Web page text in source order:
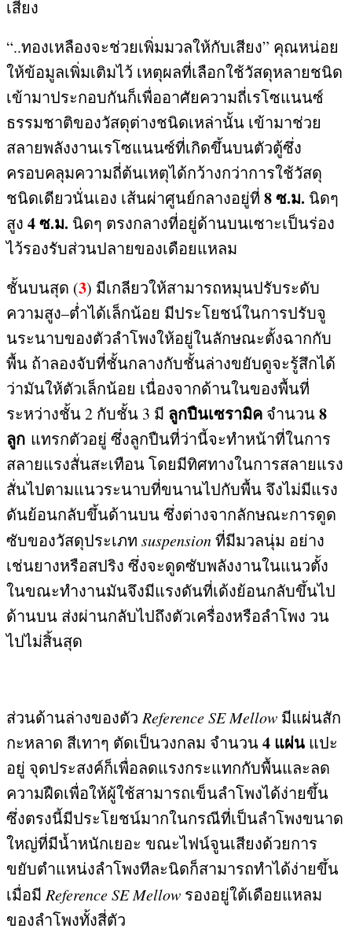
เสียง
“..ทองเหลืองจะช่วยเพิ่มมวลให้กับเสียง” คุณหน่อย
ให้ข้อมูลเพิ่มเติมไว้ เหตุผลที่เลือกใช้วัสดุหลายชนิด
เข้ามาประกอบกันก็เพื่ออาศัยความถี่เรโซแนนซ์
ธรรมชาติของวัสดุต่างชนิดเหล่านั้น เข้ามาช่วย
สลายพลังงานเรโซแนนซ์ที่เกิดขึ้นบนตัวตู้ซึ่ง
ครอบคลุมความถี่ต้นเหตุได้กว้างกว่าการใช้วัสดุ
ชนิดเดียวนั่นเอง เส้นผ่าศูนย์กลางอยู่ที่ 8ซ.ม. นิดๆ
สูง 4ซ.ม. นิดๆ ตรงกลางที่อยู่ด้านบนเซาะเป็นร่อง
ไว้รองรับส่วนปลายของเดือยแหลม
ชั้นบนสุด (3) มีเกลียวให้สามารถหมุนปรับระดับ
ความสูง–ต่ำได้เล็กน้อย มีประโยชน์ในการปรับจู
นระนาบของตัวลำโพงให้อยู่ในลักษณะตั้งฉากกับ
พื้น ถ้าลองจับที่ชั้นกลางกับชั้นล่างขยับดูจะรู้สึกได้
ว่ามันให้ตัวเล็กน้อย เนื่องจากด้านในของพื้นที่
ระหว่างชั้น2 กับชั้น 3 มี ลูกปืนเซรามิค จำนวน8
ลูก แทรกตัวอยู่ ซึ่งลูกปืนที่ว่านี้จะทำหน้าที่ในการ
สลายแรงสั่นสะเทือน โดยมีทิศทางในการสลายแรง
สั่นไปตามแนวระนาบที่ขนานไปกับพื้น จึงไม่มีแรง
ดันย้อนกลับขึ้นด้านบน ซึ่งต่างจากลักษณะการดูด
ซับของวัสดุประเภท suspensionที่มีมวลนุ่ม อย่าง
เช่นยางหรือสปริง ซึ่งจะดูดซับพลังงานในแนวตั้ง
ในขณะทำงานมันจึงมีแรงดันที่เด้งย้อนกลับขึ้นไป
ด้านบน ส่งผ่านกลับไปถึงตัวเครื่องหรือลำโพง วน
ไปไม่สิ้นสุด
ส่วนด้านล่างของตัว Reference SE Mellow มีแผ่นสัก
กะหลาด สีเทาๆ ตัดเป็นวงกลม จำนวน4 แผ่น แปะ
อยู่ จุดประสงค์ก็เพื่อลดแรงกระแทกกับพื้นและลด
ความฝืดเพื่อให้ผู้ใช้สามารถเข็นลำโพงได้ง่ายขึ้น
ซึ่งตรงนี้มีประโยชน์มากในกรณีที่เป็นลำโพงขนาด
ใหญ่ที่มีน้ำหนักเยอะ ขณะไฟน์จูนเสียงด้วยการ
ขยับตำแหน่งลำโพงทีละนิดก็สามารถทำได้ง่ายขึ้น
เมื่อมี Reference SE Mellow รองอยู่ใต้เดือยแหลม
ของลำโพงทั้งสี่ตัว